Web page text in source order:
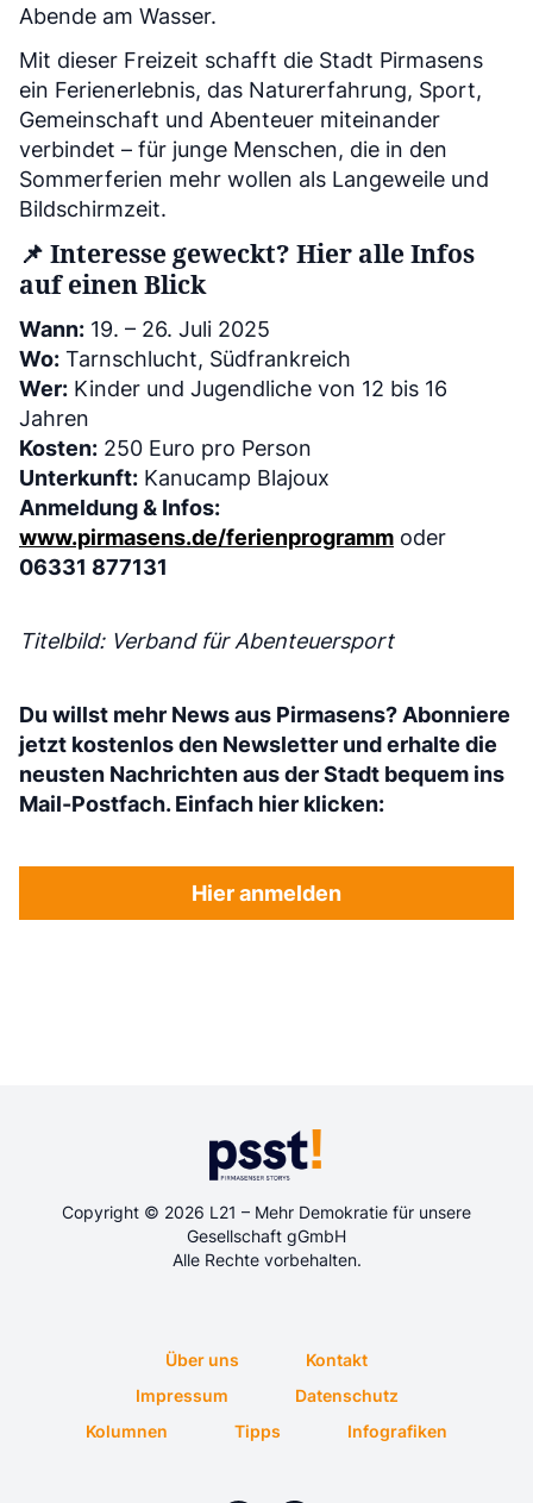
Abende am Wasser.
Mit dieser Freizeit schafft die Stadt Pirmasens
ein Ferienerlebnis, das Naturerfahrung, Sport,
Gemeinschaft und Abenteuer miteinander
verbindet – für junge Menschen, die in den
Sommerferien mehr wollen als Langeweile und
Bildschirmzeit.
📌 Interesse geweckt? Hier alle Infos
auf einen Blick
Wann: 19. – 26. Juli 2025
Wo: Tarnschlucht, Südfrankreich
Wer: Kinder und Jugendliche von 12 bis 16
Jahren
Kosten: 250 Euro pro Person
Unterkunft: Kanucamp Blajoux
Anmeldung & Infos:
www.pirmasens.de/ferienprogramm oder
06331 877131
Titelbild: Verband für Abenteuersport
Du willst mehr News aus Pirmasens? Abonniere
jetzt kostenlos den Newsletter und erhalte die
neusten Nachrichten aus der Stadt bequem ins
Mail-Postfach. Einfach hier klicken:
Hier anmelden
Copyright © 2026 L21 – Mehr Demokratie für unsere
Gesellschaft gGmbH
Alle Rechte vorbehalten.
Über uns
Kontakt
Impressum
Datenschutz
Kolumnen
Tipps Infografiken